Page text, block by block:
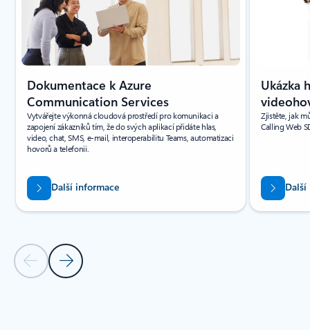
Předchozí snímek
Další snímek
Dokumentace k Azure
Communication Services
Vytvářejte výkonná cloudová prostředí pro komunikaci a
zapojení zákazníků tím, že do svých aplikací přidáte hlas,
video, chat, SMS, e-mail, interoperabilitu Teams, automatizaci
hovorů a telefonii.
Další informace
Ukázka
Zjistěte, jak
Calling Web
Další